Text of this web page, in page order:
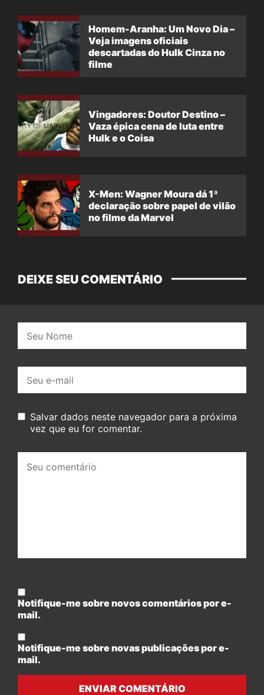
Homem-Aranha: Um Novo Dia –
Veja imagens oficiais
descartadas do Hulk Cinza no
filme
Vingadores: Doutor Destino –
Vaza épica cena de luta entre
Hulk e o Coisa
X-Men: Wagner Moura dá 1ª
declaração sobre papel de vilão
no filme da Marvel
DEIXE SEU COMENTÁRIO
mail:
Salvar dados neste navegador para a próxima
vez que eu for comentar.
comentário:
Notifique-me sobre novos comentários por e-
mail.
Notifique-me sobre novas publicações por e-
mail.
ENVIAR COMENTÁRIO